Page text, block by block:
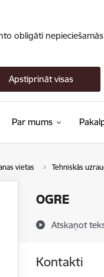
obligāti
Apstiprināt visas
Par mums
vietas Tehniskās
OGRE
Atskaņot
Kontakti